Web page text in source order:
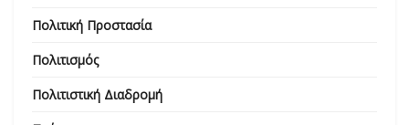
Πολιτική Προστασία
Πολιτισμός
Πολιτιστική Διαδρομή